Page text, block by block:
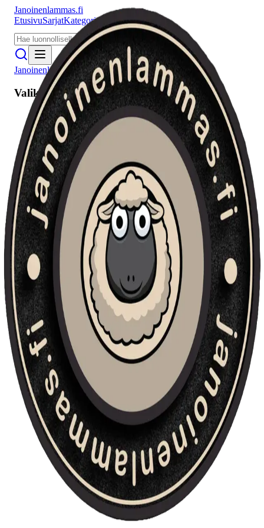
Janoinenlammas.fi
EtusivuSarjatKategoriat PuhujatMeistä
Janoinenlammas.fi
Valikko
Etusivu
Sarjat
Kategoriat
Puhujat
Haku
Tietosuojaseloste
Seuraa meitä
Facebook Instagram
YouTube
© 2026 Janoinenlammas.fi. Kaikki oikeudet pidätetään.